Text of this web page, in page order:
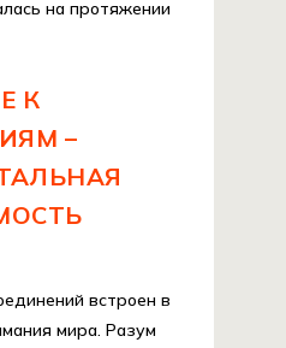
на протяжении
К
–
встроен в
мира. Разум